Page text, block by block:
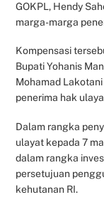
GOKPL, Hendy
marga-marga
Kompensasi
Bupati Yohanis
Mohamad
penerima hak
Dalam rangka
ulayat kepada 7
dalam rangka
persetujuan
kehutanan RI.